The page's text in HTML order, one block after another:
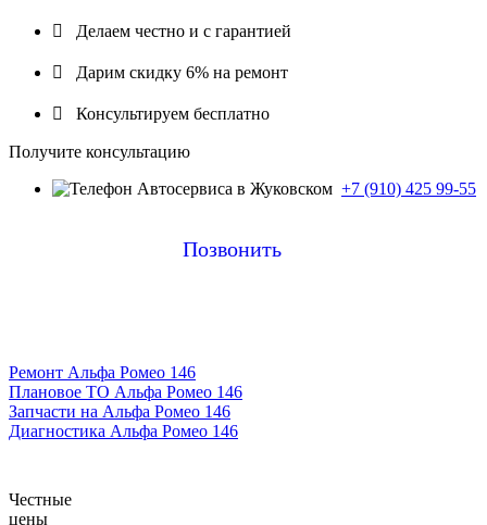
 Делаем честно и с гарантией
 Дарим скидку 6% на ремонт
 Консультируем бесплатно
Получите консультацию
+7 (910) 425 99-55
Позвонить
Ремонт Альфа Ромео 146
Плановое ТО Альфа Ромео 146
Запчасти на Альфа Ромео 146
Диагностика Альфа Ромео 146
Честные
цены